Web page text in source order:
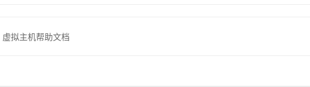
拟主机帮助文档